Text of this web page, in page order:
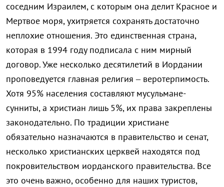
соседним Израилем, с которым она делит Красное и
Мертвое моря, ухитряется сохранять достаточно
неплохие отношения. Это единственная страна,
которая в 1994 году подписала с ним мирный
договор. Уже несколько десятилетий в Иордании
проповедуется главная религия – веротерпимость.
Хотя 95% населения составляют мусульмане-
сунниты, а христиан лишь 5%, их права закреплены
законодательно. По традиции христиане
обязательно назначаются в правительство и сенат,
несколько христианских церквей находятся под
покровительством иорданского правительства. Все
это очень важно, особенно для наших туристов,